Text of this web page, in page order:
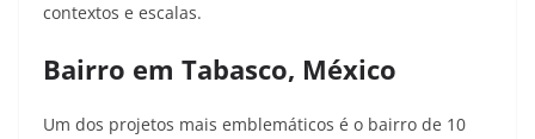
contextos e escalas.
Bairro em Tabasco, México
Um dos projetos mais emblemáticos é o bairro de 10